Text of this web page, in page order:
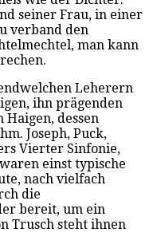
seiner Frau, in einer
verband den
man kann
Leherern
ihn prägenden
dessen
Joseph, Puck,
Vierter Sinfonie,
einst typische
nach vielfach
die
bereit, um ein
Trusch steht ihnen